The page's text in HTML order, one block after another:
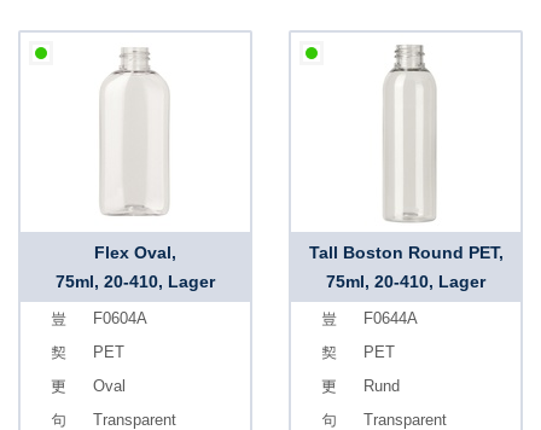
Flex Oval,
75ml, 20-410, Lager
F0604A
PET
Oval
Transparent
Tall Boston Round PET,
75ml, 20-410, Lager
F0644A
PET
Rund
Transparent